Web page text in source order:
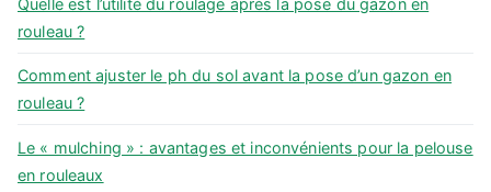
rouleau ?
Comment ajuster le ph du sol avant la pose d’un gazon en
rouleau ?
Le « mulching » : avantages et inconvénients pour la pelouse
en rouleaux